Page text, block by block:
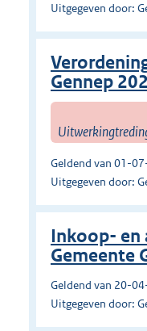
Uitgegeven door:
Gennep
Geldend van 01-
Uitgegeven door:
Inkoop- en
Gemeente
Geldend van 20-
Uitgegeven door: